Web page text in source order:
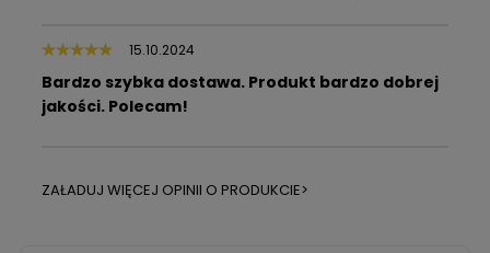
15.10.2024
Bardzo szybka dostawa. Produkt bardzo dobrej
jakości. Polecam!
ZAŁADUJ WIĘCEJ OPINII O PRODUKCIE>